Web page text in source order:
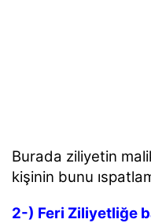
Burada ziliyetin
kişinin bunu
2-) Feri Ziliyetliğe